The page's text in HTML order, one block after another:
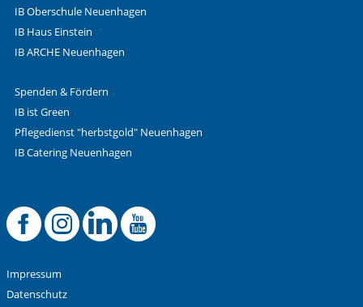
IB Oberschule Neuenhagen
IB Haus Einstein
IB ARCHE Neuenhagen
Spenden & Fördern
IB ist Green
Pflegedienst "herbstgold" Neuenhagen
IB Catering Neuenhagen
Offizielle
Offizielle
Offizielle
Impressum
Datenschutz